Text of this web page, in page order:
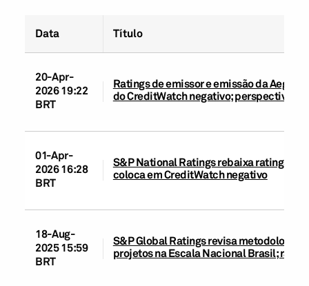
Data Título
20-Apr-
2026 19:22
BRT
Ratings de emissor e emissão da Aegea
do CreditWatch negativo; perspectiva
01-Apr-
2026 16:28
BRT
S&P National Ratings rebaixa ratings de
coloca em CreditWatch negativo
18-Aug-
2025 15:59
BRT
S&P Global Ratings revisa
projetos na Escala Nacional Brasil;